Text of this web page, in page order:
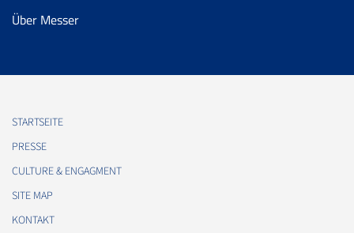
Über Messer
STARTSEITE
PRESSE
CULTURE & ENGAGMENT
SITE MAP
KONTAKT